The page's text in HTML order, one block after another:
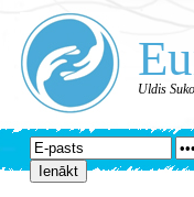
Uldis